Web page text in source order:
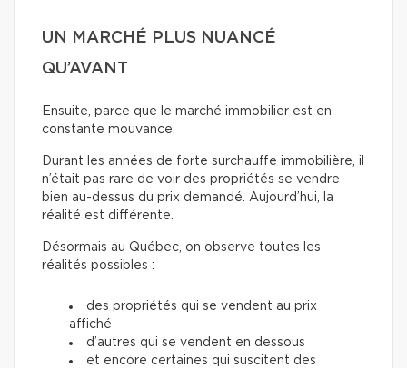
UN MARCHÉ PLUS NUANCÉ
QU’AVANT
Ensuite, parce que le marché immobilier est en
constante mouvance.
Durant les années de forte surchauffe immobilière, il
n’était pas rare de voir des propriétés se vendre
bien au-dessus du prix demandé. Aujourd’hui, la
réalité est différente.
Désormais au Québec, on observe toutes les
réalités possibles :
des propriétés qui se vendent au prix
affiché
d’autres qui se vendent en dessous
et encore certaines qui suscitent des